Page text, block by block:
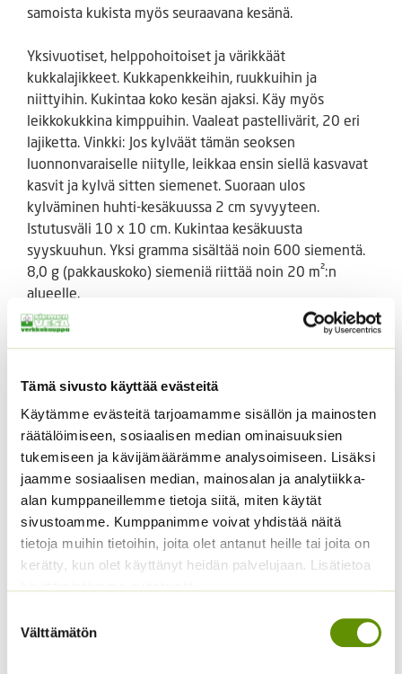
Tämä sivusto käyttää evästeitä
Käytämme evästeitä tarjoamamme sisällön ja mainosten
räätälöimiseen, sosiaalisen median ominaisuuksien
tukemiseen ja kävijämäärämme analysoimiseen. Lisäksi
jaamme sosiaalisen median, mainosalan ja analytiikka-
alan kumppaneillemme tietoja siitä, miten käytät
sivustoamme. Kumppanimme voivat yhdistää näitä
tietoja muihin tietoihin, joita olet antanut heille tai joita on
kerätty, kun olet käyttänyt heidän palvelujaan. Lisätietoa
valinta
Välttämätön
samoista kukista myös seuraavana kesänä.
Yksivuotiset, helppohoitoiset ja värikkäät
kukkalajikkeet. Kukkapenkkeihin, ruukkuihin ja
niittyihin. Kukintaa koko kesän ajaksi. Käy myös
leikkokukkina kimppuihin. Vaaleat pastellivärit, 20 eri
lajiketta. Vinkki: Jos kylväät tämän seoksen
luonnonvaraiselle niitylle, leikkaa ensin siellä kasvavat
kasvit ja kylvä sitten siemenet. Suoraan ulos
kylväminen huhti-kesäkuussa 2 cm syvyyteen.
Istutusväli 10 x 10 cm. Kukintaa kesäkuusta
syyskuuhun. Yksi gramma sisältää noin 600 siementä.
8,0 g (pakkauskoko) siemeniä riittää noin 20 m²:n
alueelle.
8 g pakkaus riittää noin 20 m2 alueelle.
Tutustu myös
Teddy Bear
Sisältää arvonlisäveron